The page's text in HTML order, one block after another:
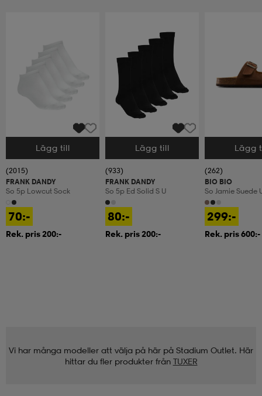
Välj storlek
Lägg till
(2015)
FRANK DANDY
So 5p Lowcut Sock
70:-
Rek. pris 200:-
Välj storlek
Lägg till
(933)
FRANK DANDY
So 5p Ed Solid S U
80:-
Rek. pris 200:-
Välj storlek
Lägg
(262)
BIO BIO
So Jamie Suede
299:-
Rek. pris 600:-
Vi har många modeller att välja på här på Stadium Outlet. Här
hittar du fler produkter från TUXER